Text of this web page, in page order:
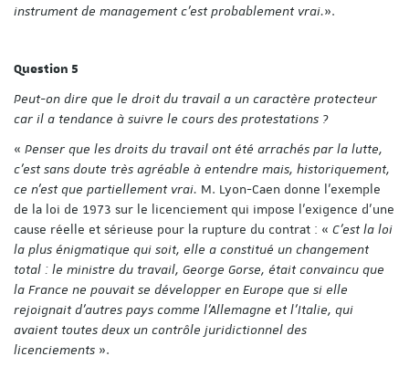
instrument de management c’est probablement vrai.».
Question 5
Peut-on dire que le droit du travail a un caractère protecteur
car il a tendance à suivre le cours des protestations ?
« Penser que les droits du travail ont été arrachés par la lutte,
c’est sans doute très agréable à entendre mais, historiquement,
ce n’est que partiellement vrai. M. Lyon-Caen donne l’exemple
de la loi de 1973 sur le licenciement qui impose l’exigence d’une
cause réelle et sérieuse pour la rupture du contrat : « C’est la loi
la plus énigmatique qui soit, elle a constitué un changement
total : le ministre du travail, George Gorse, était convaincu que
la France ne pouvait se développer en Europe que si elle
rejoignait d’autres pays comme l’Allemagne et l’Italie, qui
avaient toutes deux un contrôle juridictionnel des
licenciements ».